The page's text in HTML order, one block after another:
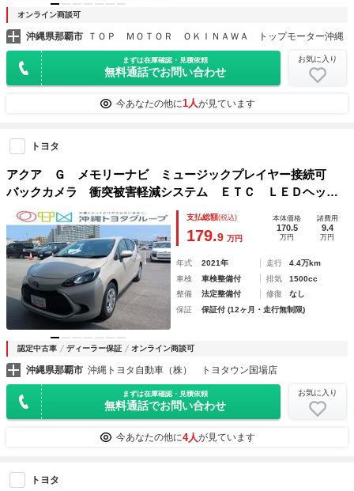
オンライン商談可
沖縄県那覇市 ＴＯＰ ＭＯＴＯＲ ＯＫＩＮＡＷＡ トップモーター沖縄
まずは在庫確認・見積依頼
無料通話でお問い合わせ
お気に入り
今あなたの他に1人が見ています
トヨタ
アクア Ｇ メモリーナビ ミュージックプレイヤー接続可
バックカメラ 衝突被害軽減システム ＥＴＣ ＬＥＤヘッド
ランプ アイドリングストップ
支払総額(税込)
179.9 万円
本体価格
170.5
万円
諸費用
9.4
万円
年式 2021年 走行
4.4万km
車検
車検整備付 排気
1500cc
整備
法定整備付 修復
なし
保証
保証付 (12ヶ月・走行無制限)
認定中古車 ディーラー保証 オンライン商談可
沖縄県那覇市 沖縄トヨタ自動車（株） トヨタウン国場店
まずは在庫確認・見積依頼
無料通話でお問い合わせ
お気に入り
今あなたの他に4人が見ています
トヨタ